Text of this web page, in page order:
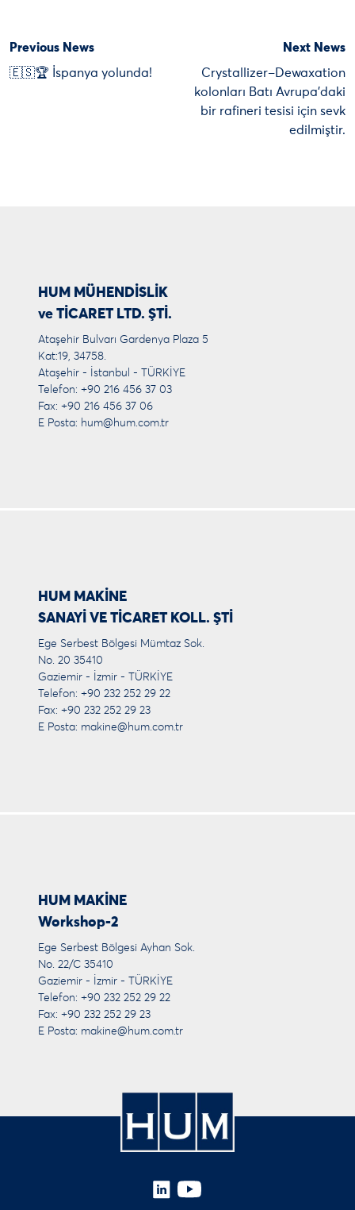
Previous News
🇪🇸🏆 İspanya yolunda!
Next News
Crystallizer–Dewaxation
kolonları Batı Avrupa’daki
bir rafineri tesisi için sevk
edilmiştir.
HUM MÜHENDİSLİK
ve TİCARET LTD. ŞTİ.
Ataşehir Bulvarı Gardenya Plaza 5
Kat:19, 34758.
Ataşehir - İstanbul - TÜRKİYE
Telefon: +90 216 456 37 03
Fax: +90 216 456 37 06
E Posta: hum@hum.com.tr
HUM MAKİNE
SANAYİ VE TİCARET KOLL. ŞTİ
Ege Serbest Bölgesi Mümtaz Sok.
No. 20 35410
Gaziemir - İzmir - TÜRKİYE
Telefon: +90 232 252 29 22
Fax: +90 232 252 29 23
E Posta: makine@hum.com.tr
HUM MAKİNE
Workshop-2
Ege Serbest Bölgesi Ayhan Sok.
No. 22/C 35410
Gaziemir - İzmir - TÜRKİYE
Telefon: +90 232 252 29 22
Fax: +90 232 252 29 23
E Posta: makine@hum.com.tr